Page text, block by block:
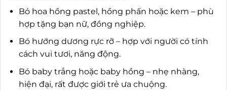
Bó hoa hồng pastel, hồng phấn hoặc kem – phù
hợp tặng bạn nữ, đồng nghiệp.
Bó hướng dương rực rỡ – hợp với người có tính
cách vui tươi, năng động.
Bó baby trắng hoặc baby hồng – nhẹ nhàng,
hiện đại, rất được giới trẻ ưa chuộng.